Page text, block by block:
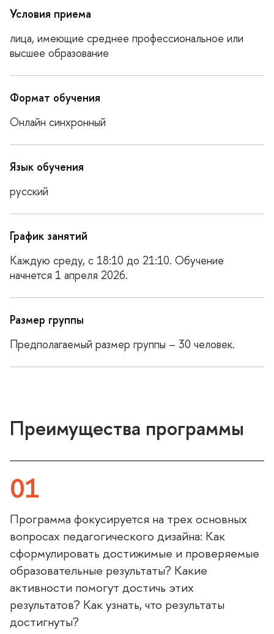
Условия приема
лица, имеющие среднее профессиональное или
ысшее образование
Формат обучения
Онлайн синхронный
Язык обучения
русский
График занятий
Каждую среду, с 18:10 до 21:10. Обучение
начнется 1 апреля 2026.
Размер группы
Предполагаемый размер группы – 30 человек.
Преимущества программы
01
Программа фокусируется на трех основных
опросах педагогического дизайна: Как
сформулировать достижимые и проверяемые
образовательные результаты? Какие
активности помогут достичь этих
результатов? Как узнать, что результаты
достигнуты?